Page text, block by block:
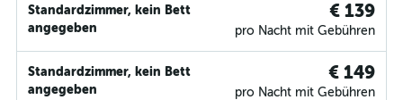
Standardzimmer, kein Bett
angegeben
€ 139
pro Nacht mit Gebühren
Standardzimmer, kein Bett
angegeben
€ 149
pro Nacht mit Gebühren